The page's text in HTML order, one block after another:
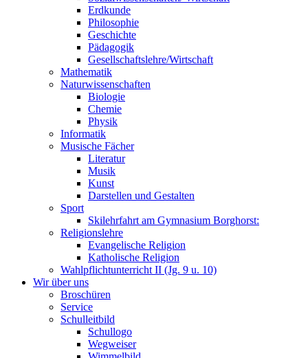
Erdkunde
Philosophie
Geschichte
Pädagogik
Gesellschaftslehre/Wirtschaft
Mathematik
Naturwissenschaften
Biologie
Chemie
Physik
Informatik
Musische Fächer
Literatur
Musik
Kunst
Darstellen und Gestalten
Sport
Skilehrfahrt am Gymnasium Borghorst:
Religionslehre
Evangelische Religion
Katholische Religion
Wahlpflichtunterricht II (Jg. 9 u. 10)
Wir über uns
Broschüren
Service
Schulleitbild
Schullogo
Wegweiser